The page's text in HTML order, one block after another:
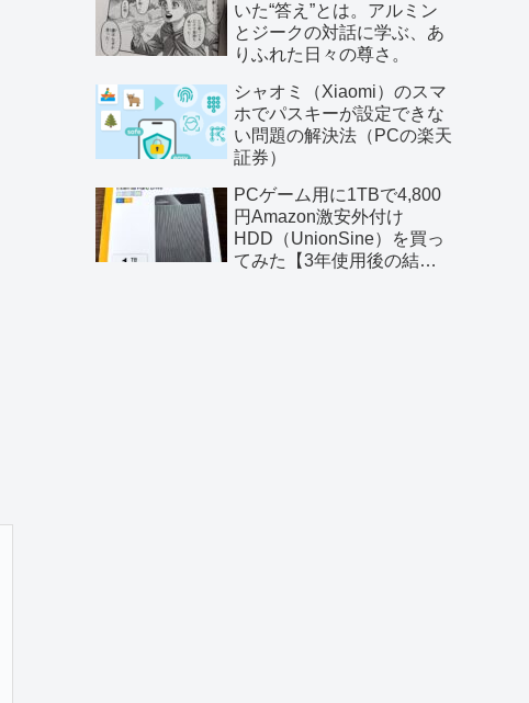
いた“答え”とは。アルミン
とジークの対話に学ぶ、あ
りふれた日々の尊さ。
シャオミ（Xiaomi）のスマ
ホでパスキーが設定できな
い問題の解決法（PCの楽天
証券）
PCゲーム用に1TBで4,800
円Amazon激安外付け
HDD（UnionSine）を買っ
てみた【3年使用後の結果